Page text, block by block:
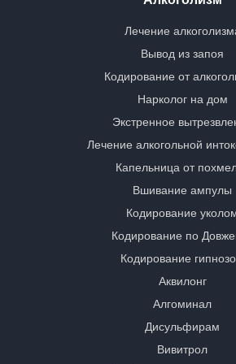
Лечение
Вывод из запоя
Кодирование от
Нарколог на дом
Экстренное
Лечение алкогольной
Капельница от
Вшивание ампулы
Кодирование
Кодирование по
Кодирование
Аквилонг
Алгоминал
Дисульфирам
Вивитрол